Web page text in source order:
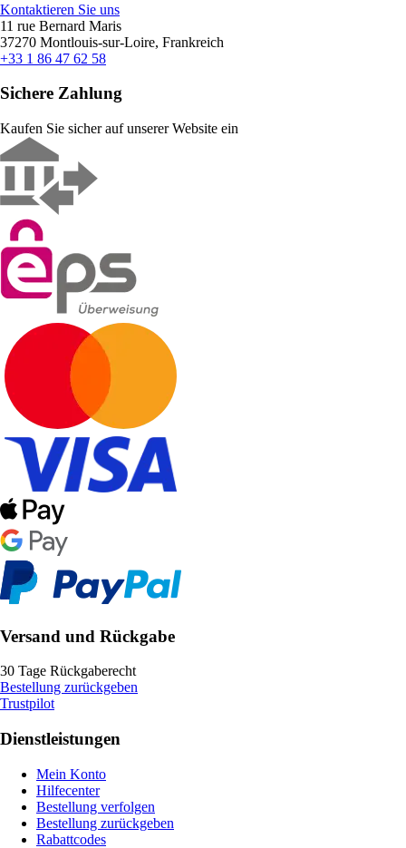
Kontaktieren Sie uns
11 rue Bernard Maris
37270 Montlouis-sur-Loire, Frankreich
+33 1 86 47 62 58
Sichere Zahlung
Kaufen Sie sicher auf unserer Website ein
Versand und Rückgabe
30 Tage Rückgaberecht
Bestellung zurückgeben
Trustpilot
Dienstleistungen
Mein Konto
Hilfecenter
Bestellung verfolgen
Bestellung zurückgeben
Rabattcodes